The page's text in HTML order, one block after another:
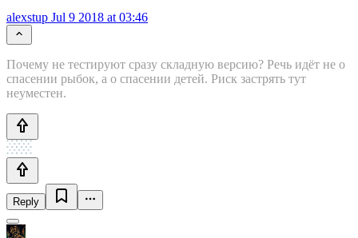
alexstup Jul 9 2018 at 03:46
Почему не тестируют сразу складную версию? Речь идёт не о
спасении рыбок, а о спасении детей. Риск застрять тут
неуместен.
Reply